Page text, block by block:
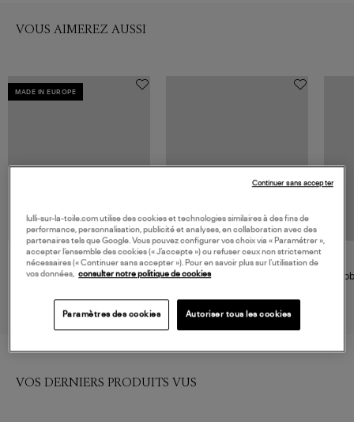
VOUS AIMEREZ AUSSI
MADE IN EUROPE
MOMONI
Robe Yuca Dress Iris
FARM RIO
Robe Superbloom Crème
VOS DERNIERS PRODUITS VUS
lulli-sur-la-toile.com utilise des cookies et technologies similaires à des fins de
performance, personnalisation, publicité et analyses, en collaboration avec des
partenaires tels que Google. Vous pouvez configurer vos choix via « Paramétrer »,
accepter l’ensemble des cookies (« J’accepte ») ou refuser ceux non strictement
nécessaires (« Continuer sans accepter »). Pour en savoir plus sur l’utilisation de
vos données,
consulter notre politique de cookies
Paramètres des cookies Autoriser tous les cookies
Continuer sans accepter